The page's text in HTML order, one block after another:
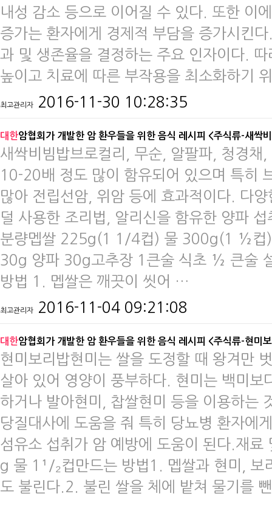
내성 감소 등으로 이어질 수 있다. 또한 이
증가는 환자에게 경제적 부담을 증가시킨
과 및 생존율을 결정하는 주요 인자이다.
높이고 치료에 따른 부작용을 최소화하기
최고관리자 2016-11-30 10:28:35
대한암협회가 개발한 암 환우들을 위한 음식 레시피 <주식류-새싹
새싹비빔밥브로컬리, 무순, 알팔파, 청경
10-20배 정도 많이 함유되어 있으며 특히
많아 전립선암, 위암 등에 효과적이다. 다
덜 사용한 조리법, 알리신을 함유한 양파
분량멥쌀 225g(1 1/4컵) 물 300g(1 ½컵
30g 양파 30g고추장 1큰술 식초 ½ 큰술
방법 1. 멥쌀은 깨끗이 씻어 …
최고관리자 2016-11-04 09:21:08
대한암협회가 개발한 암 환우들을 위한 음식 레시피 <주식류-현미
현미보리밥현미는 쌀을 도정할 때 왕겨만
살아 있어 영양이 풍부하다. 현미는 백미보
하거나 발아현미, 찹쌀현미 등을 이용하는
당질대사에 도움을 줘 특히 당뇨병 환자에
섬유소 섭취가 암 예방에 도움이 된다.재
g 물 1¹/₂컵만드는 방법1. 멥쌀과 현미, 보
도 불린다.2. 불린 쌀을 체에 밭쳐 물기를